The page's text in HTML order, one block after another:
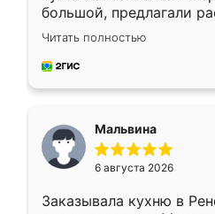
большой, предлагали
Ждал меньше месяца,
руками. По цене вышло
Рекомендую!
Читать полностью
Мальвина
6 августа 2026
Заказывала кухню в